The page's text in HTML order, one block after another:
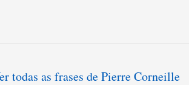
todas as frases de Pierre Corneille